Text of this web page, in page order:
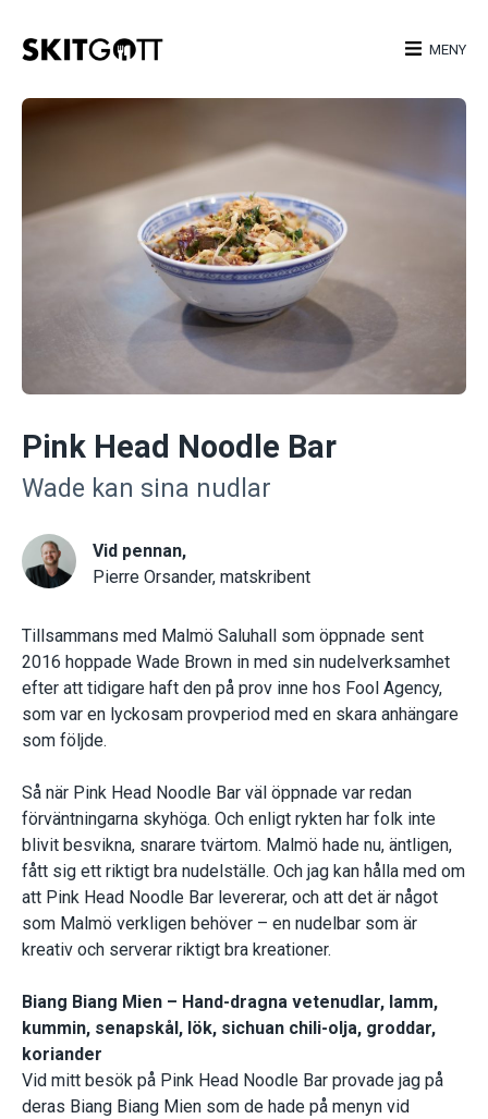
MENY
Pink Head Noodle Bar
Wade kan sina nudlar
Vid pennan,
Pierre Orsander, matskribent
Tillsammans med Malmö Saluhall som öppnade sent
2016 hoppade Wade Brown in med sin nudelverksamhet
efter att tidigare haft den på prov inne hos Fool Agency,
som var en lyckosam provperiod med en skara anhängare
som följde.
Så när Pink Head Noodle Bar väl öppnade var redan
förväntningarna skyhöga. Och enligt rykten har folk inte
blivit besvikna, snarare tvärtom. Malmö hade nu, äntligen,
fått sig ett riktigt bra nudelställe. Och jag kan hålla med om
att Pink Head Noodle Bar levererar, och att det är något
som Malmö verkligen behöver – en nudelbar som är
kreativ och serverar riktigt bra kreationer.
Biang Biang Mien – Hand-dragna vetenudlar, lamm,
kummin, senapskål, lök, sichuan chili-olja, groddar,
koriander
Vid mitt besök på Pink Head Noodle Bar provade jag på
deras Biang Biang Mien som de hade på menyn vid